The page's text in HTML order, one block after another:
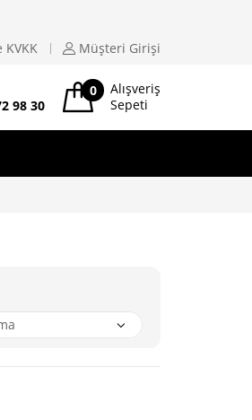
KVKK Müşteri Girişi
98 30
0
Alışveriş
Sepeti